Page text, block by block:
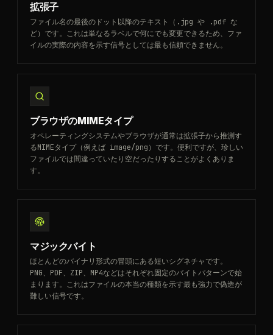
拡張子
ファイル名の最後のドット以降のテキスト（.jpg や .pdf な
ど）です。これは単なるラベルで何にでも変更できるため、ファ
イルの実際の内容を示す信号としては最も信頼できません。
ブラウザのMIMEタイプ
オペレーティングシステムやブラウザが通常は拡張子から推測す
るMIMEタイプ（例えば image/png）です。便利ですが、珍しい
ファイルでは間違っていたり空だったりすることがよくありま
す。
マジックバイト
ほとんどのバイナリ形式の冒頭にある短いシグネチャです。
PNG、PDF、ZIP、MP4などはそれぞれ固定のバイトパターンで始
まります。これはファイルの本当の種類を示す最も強力で偽造が
難しい信号です。